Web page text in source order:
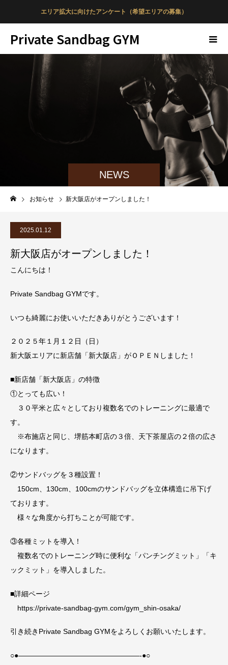
エリア拡大に向けたアンケート（希望エリアの募集）
Private Sandbag GYM
NEWS
お知らせ 新大阪店がオープンしました！
2025.01.12
新大阪店がオープンしました！
こんにちは！
Private Sandbag GYMです。
いつも綺麗にお使いいただきありがとうございます！
２０２５年１月１２日（日）
新大阪エリアに新店舗「新大阪店」がＯＰＥＮしました！
■新店舗「新大阪店」の特徴
①とっても広い！
３０平米と広々としており複数名でのトレーニングに最適で
す。
※布施店と同じ、堺筋本町店の３倍、天下茶屋店の２倍の広さ
になります。
②サンドバッグを３種設置！
150cm、130cm、100cmのサンドバッグを立体構造に吊下げ
ております。
様々な角度から打ちことが可能です。
③各種ミットを導入！
複数名でのトレーニング時に便利な「パンチングミット」「キ
ックミット」を導入しました。
■詳細ページ
https://private-sandbag-gym.com/gym_shin-osaka/
引き続きPrivate Sandbag GYMをよろしくお願いいたします。
○●—————————————————-●○